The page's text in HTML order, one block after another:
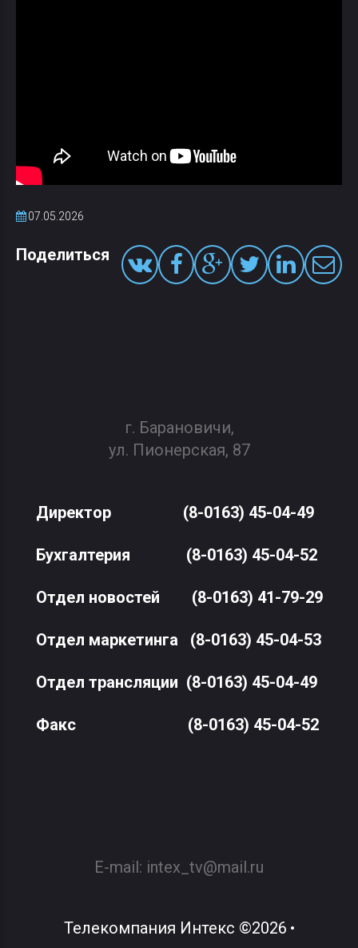
07.05.2026
Поделиться
г. Барановичи,
ул. Пионерская, 87
Директор (8-0163) 45-04-49
Бухгалтерия (8-0163) 45-04-52
Отдел новостей (8-0163) 41-79-29
Отдел маркетинга (8-0163) 45-04-53
Отдел трансляции (8-0163) 45-04-49
Факс(8-0163) 45-04-52
E-mail: intex_tv@mail.ru
Телекомпания Интекс ©2026